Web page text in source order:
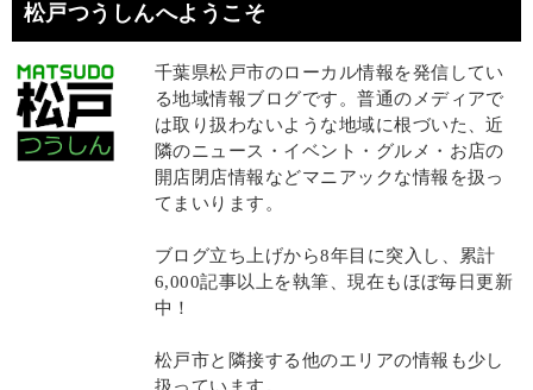
松戸つうしんへようこそ
千葉県松戸市のローカル情報を発信してい
る地域情報ブログです。普通のメディアで
は取り扱わないような地域に根づいた、近
隣のニュース・イベント・グルメ・お店の
開店閉店情報などマニアックな情報を扱っ
てまいります。
ブログ立ち上げから8年目に突入し、累計
6,000記事以上を執筆、現在もほぼ毎日更新
中！
松戸市と隣接する他のエリアの情報も少し
扱っています。